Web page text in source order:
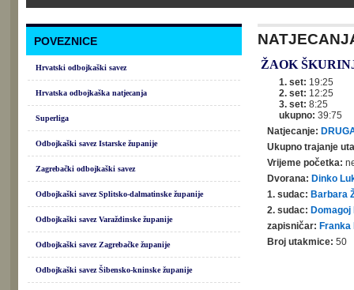
POVEZNICE
Hrvatski odbojkaški savez
Hrvatska odbojkaška natjecanja
Superliga
Odbojkaški savez Istarske županije
Zagrebački odbojkaški savez
Odbojkaški savez Splitsko-dalmatinske županije
Odbojkaški savez Varaždinske županije
Odbojkaški savez Zagrebačke županije
Odbojkaški savez Šibensko-kninske županije
ŽAOK
1. set: 19:25
2. set: 12:25
3. set: 8:25
ukupno: 39:75
Natjecanje:
Ukupno trajanje
Vrijeme početka:
Dvorana: Dinko
1. sudac: Barbara
2. sudac:
zapisničar: Franka
Broj utakmice: 50